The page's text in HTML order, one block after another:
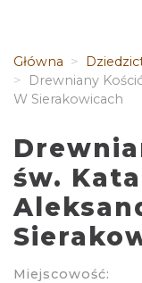
Główna
Drewniany
W Sierakowicach
św.
Miejscowość: